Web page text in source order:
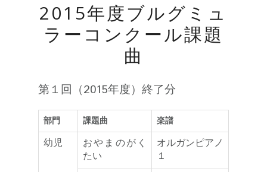
2015年度ブルグミュ
ラーコンクール課題
曲
第１回（2015年度）終了分
部門 課題曲 楽譜
幼児
おやまのがく
たい
オルガンピアノ
１